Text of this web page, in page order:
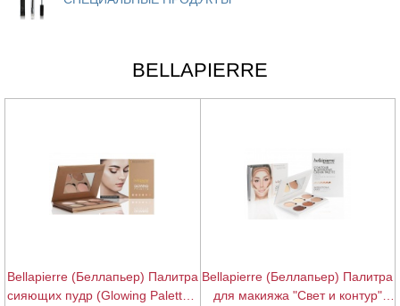
BELLAPIERRE
Bellapierre (Беллапьер) Палитра
сияющих пудр (Glowing Palette),
Bellapierre (Беллапьер) Палитра
для макияжа "Свет и контур"